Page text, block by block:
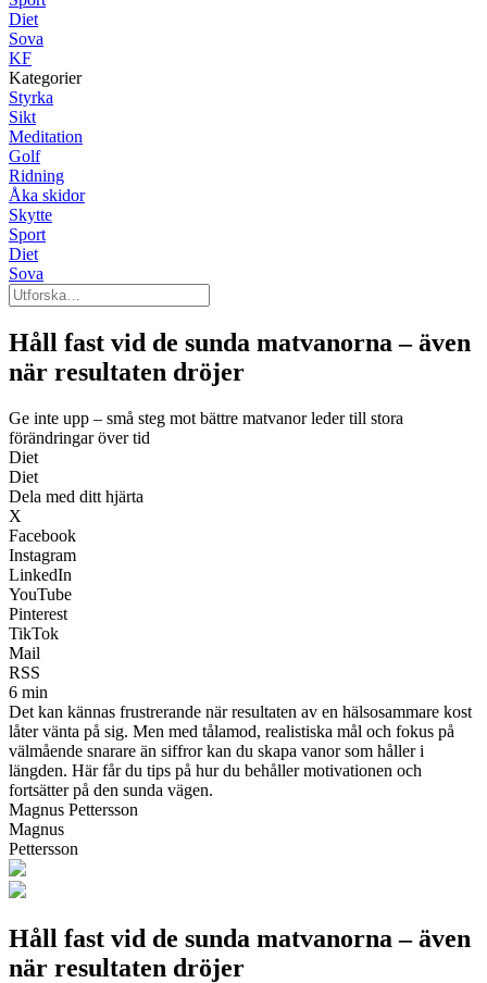
Diet
Sova
KF
Kategorier
Styrka
Sikt
Meditation
Golf
Ridning
Åka skidor
Skytte
Sport
Diet
Sova
Håll fast vid de sunda matvanorna – även
när resultaten dröjer
Ge inte upp – små steg mot bättre matvanor leder till stora
förändringar över tid
Diet
Diet
Dela med ditt hjärta
X
Facebook
Instagram
LinkedIn
YouTube
Pinterest
TikTok
Mail
RSS
6 min
Det kan kännas frustrerande när resultaten av en hälsosammare kost
låter vänta på sig. Men med tålamod, realistiska mål och fokus på
välmående snarare än siffror kan du skapa vanor som håller i
längden. Här får du tips på hur du behåller motivationen och
fortsätter på den sunda vägen.
Magnus Pettersson
Magnus
Pettersson
Håll fast vid de sunda matvanorna – även
när resultaten dröjer